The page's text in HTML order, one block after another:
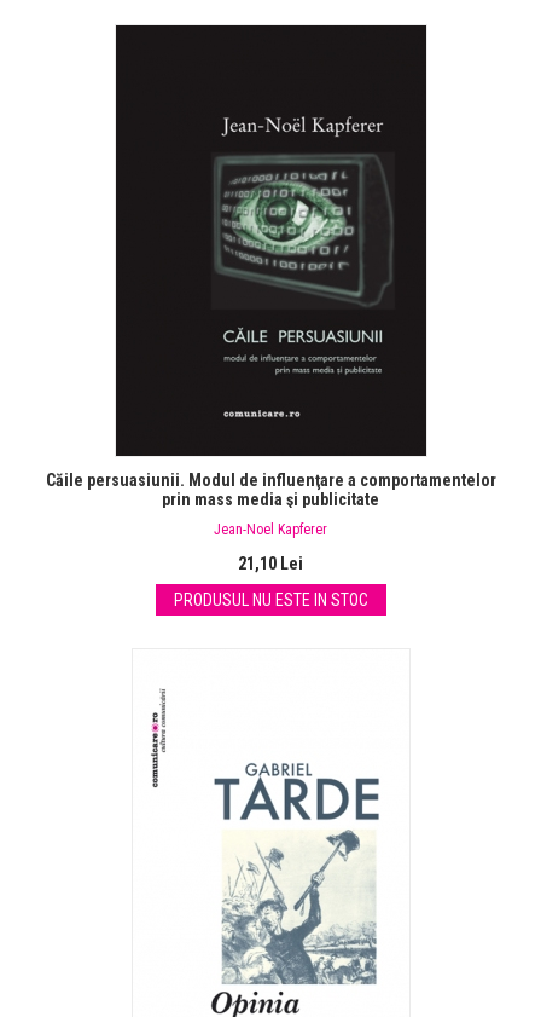
Căile persuasiunii. Modul de influenţare a comportamentelor
prin mass media şi publicitate
Jean-Noel Kapferer
21,10 Lei
PRODUSUL NU ESTE IN STOC